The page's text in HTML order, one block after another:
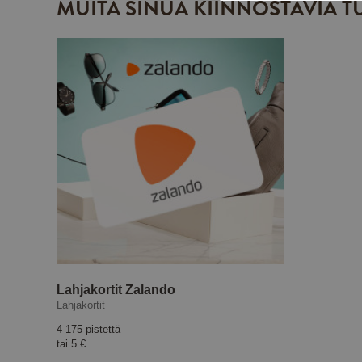
MUITA SINUA KIINNOSTAVIA
Lahjakortit Zalando
Lahjakortit
4 175 pistettä
tai 5 €